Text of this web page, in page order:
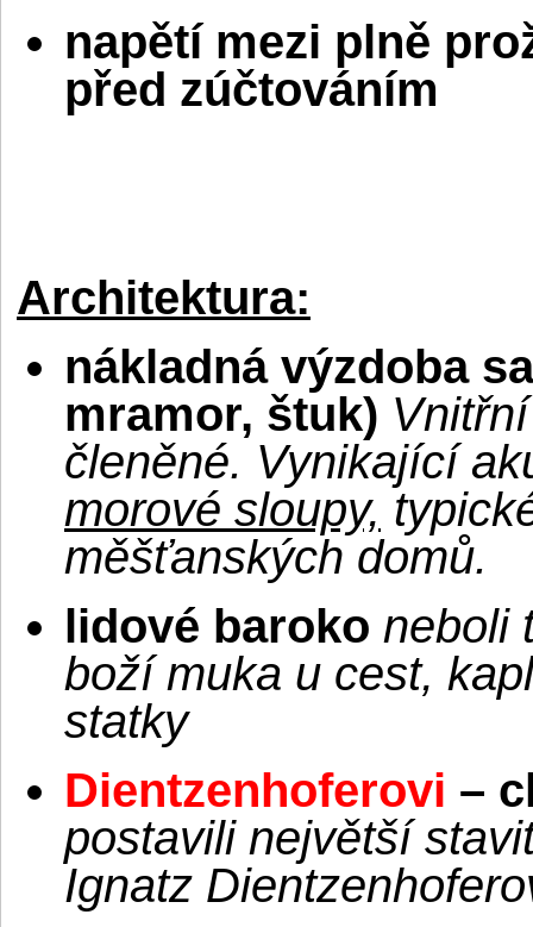
napětí mezi plně
před zúčtováním
Architektura:
nákladná výzdoba
mramor, štuk)
členěné. Vynikající
morové sloupy,
měšťanských domů.
lidové baroko neboli
boží muka u cest,
statky
Dientzenhoferovi –
postavili největší
Ignatz